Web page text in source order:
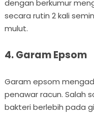
dengan berkumur
secara rutin 2 kali
mulut.
4. Garam Epsom
Garam epsom
penawar racun. Salah
bakteri berlebih pada